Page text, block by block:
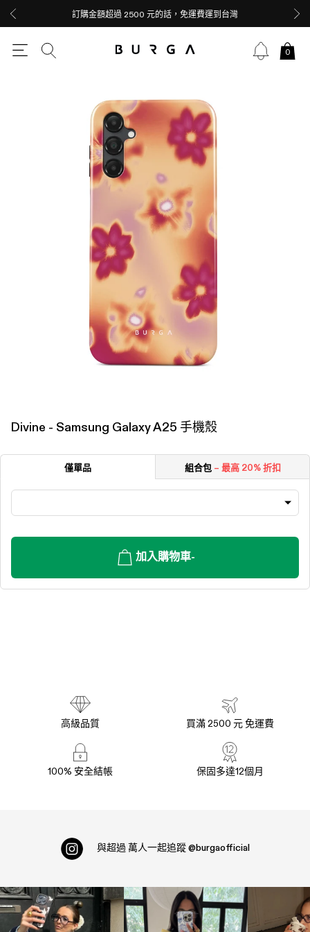
訂購金額超過 2500 元的話，免運費運到台灣
0
Divine - Samsung Galaxy A25 手機殼
僅單品 組合包 – 最高 20% 折扣
加入購物車-
高級品質 買滿 2500 元 免運費
100% 安全結帳 保固多達12個月
與超過 萬人一起追蹤 @burgaofficial